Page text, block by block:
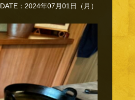
DATE：2024年07月01日（月）